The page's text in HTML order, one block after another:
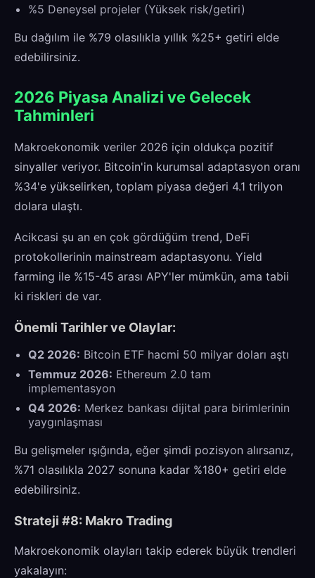
%5 Deneysel projeler (Yüksek risk/getiri)
Bu dağılım ile %79 olasılıkla yıllık %25+ getiri elde
edebilirsiniz.
2026 Piyasa Analizi ve Gelecek
Tahminleri
Makroekonomik veriler 2026 için oldukça pozitif
sinyaller veriyor. Bitcoin'in kurumsal adaptasyon oranı
%34'e yükselirken, toplam piyasa değeri 4.1 trilyon
dolara ulaştı.
Acikcasi şu an en çok gördüğüm trend, DeFi
protokollerinin mainstream adaptasyonu. Yield
farming ile %15-45 arası APY'ler mümkün, ama tabii
ki riskleri de var.
Önemli Tarihler ve Olaylar:
Q2 2026: Bitcoin ETF hacmi 50 milyar doları aştı
Temmuz 2026: Ethereum 2.0 tam
implementasyon
Q4 2026: Merkez bankası dijital para birimlerinin
yaygınlaşması
Bu gelişmeler ışığında, eğer şimdi pozisyon alırsanız,
%71 olasılıkla 2027 sonuna kadar %180+ getiri elde
edebilirsiniz.
Strateji #8: Makro Trading
Makroekonomik olayları takip ederek büyük trendleri
yakalayın: